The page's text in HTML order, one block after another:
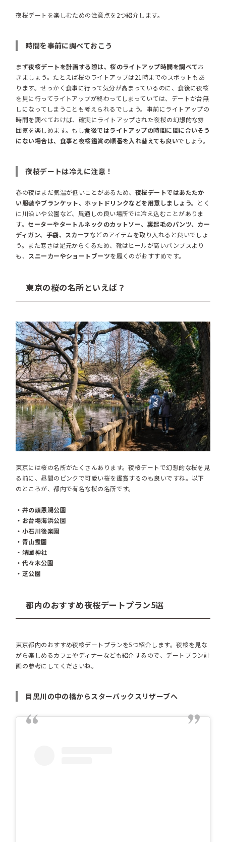
夜桜デートを楽しむための注意点を2つ紹介します。
時間を事前に調べておこう
まず夜桜デートを計画する際は、桜のライトアップ時間を調べてお
きましょう。たとえば桜のライトアップは21時までのスポットもあ
ります。せっかく食事に行って気分が高まっているのに、食後に夜桜
を見に行ってライトアップが終わってしまっていては、デートが台無
しになってしまうことも考えられるでしょう。事前にライトアップの
時間を調べておけば、確実にライトアップされた夜桜の幻想的な雰
囲気を楽しめます。もし食後ではライトアップの時間に間に合いそう
にない場合は、食事と夜桜鑑賞の順番を入れ替えても良いでしょう。
夜桜デートは冷えに注意！
春の夜はまだ気温が低いことがあるため、 夜桜デートではあたたか
い服装やブランケット、ホットドリンクなどを用意しましょう。 とく
に川沿いや公園など、風通しの良い場所では冷え込むことがありま
す。セーターやタートルネックのカットソー、裏起毛のパンツ、カー
ディガン、手袋、スカーフなどのアイテムを取り入れると良いでしょ
う。また寒さは足元からくるため、靴はヒールが高いパンプスより
も、
スニーカーやショートブーツを履くのがおすすめです。
東京の桜の名所といえば？
東京には桜の名所がたくさんあります。夜桜デートで幻想的な桜を見
る前に、昼間のピンクで可愛い桜を鑑賞するのも良いですね。以下
のところが、都内で有名な桜の名所です。
・井の頭恩賜公園
・お台場海浜公園
・小石川後楽園
・青山霊園
・靖國神社
・代々木公園
・芝公園
都内のおすすめ夜桜デートプラン5選
東京都内のおすすめ夜桜デートプランを5つ紹介します。夜桜を見な
がら楽しめるカフェやディナーなども紹介するので、デートプラン計
画の参考にしてくださいね。
目黒川の中の橋からスターバックスリザーブへ